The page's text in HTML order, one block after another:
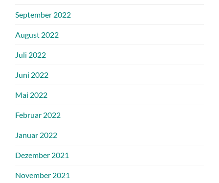
September 2022
August 2022
Juli 2022
Juni 2022
Mai 2022
Februar 2022
Januar 2022
Dezember 2021
November 2021